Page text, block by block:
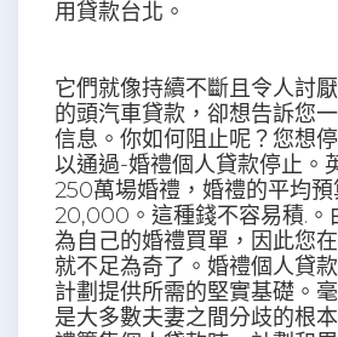
用貸款台北。
它們就像持續不斷且令人討
的頭汽車貸款，卻想告訴您
信息。你如何阻止呢？您想
以通過-婚禮個人貸款停止。
250萬場婚禮，婚禮的平均
20,000。這種錢不容易積.。
為自己的婚禮買單，因此您
就不足為奇了。婚禮個人貸
計劃提供所需的堅實基礎。
是大多數夫妻之間分歧的根